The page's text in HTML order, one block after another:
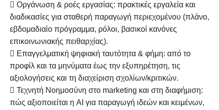
 Οργάνωση & ροές εργασίας: πρακτικές εργαλεία και
διαδικασίες για σταθερή παραγωγή περιεχομένου (πλάνο,
εβδομαδιαίο πρόγραμμα, ρόλοι, βασικοί κανόνες
επικοινωνιακής πειθαρχίας).
 Επαγγελματική ψηφιακή ταυτότητα & φήμη: από το
προφίλ και τα μηνύματα έως την εξυπηρέτηση, τις
αξιολογήσεις και τη διαχείριση σχολίων/κριτικών.
 Τεχνητή Νοημοσύνη στο marketing και στη διαφήμιση:
πώς αξιοποιείται η AI για παραγωγή ιδεών και κειμένων,